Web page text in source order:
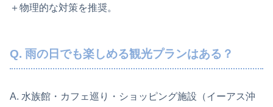
＋物理的な対策を推奨。
Q. 雨の日でも楽しめる観光プランはある？
A. 水族館・カフェ巡り・ショッピング施設（イーアス沖